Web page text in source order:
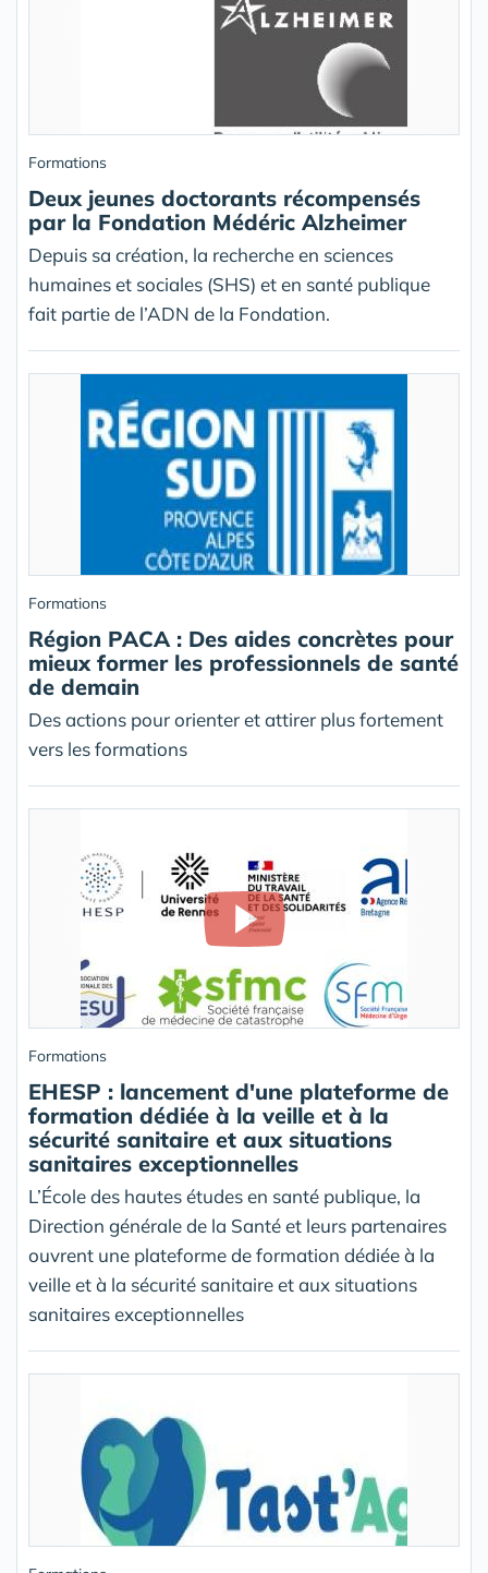
Formations
Deux jeunes doctorants récompensés
par la Fondation Médéric Alzheimer
Depuis sa création, la recherche en sciences
humaines et sociales (SHS) et en santé publique
fait partie de l’ADN de la Fondation.
Formations
Région PACA : Des aides concrètes pour
mieux former les professionnels de santé
de demain
Des actions pour orienter et attirer plus fortement
vers les formations
Formations
EHESP : lancement d'une plateforme de
formation dédiée à la veille et à la
sécurité sanitaire et aux situations
sanitaires exceptionnelles
L’École des hautes études en santé publique, la
Direction générale de la Santé et leurs partenaires
ouvrent une plateforme de formation dédiée à la
veille et à la sécurité sanitaire et aux situations
sanitaires exceptionnelles